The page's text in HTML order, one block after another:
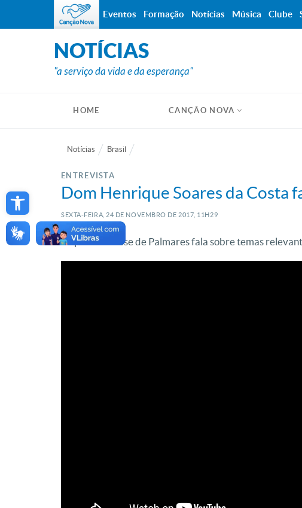
Open toolbar
NOTÍCIAS
"a serviço da vida e da esperança"
HOME CANÇÃO NOVA
Notícias Brasil
ENTREVISTA
Dom Henrique Soares da Costa
SEXTA-FEIRA, 24 DE NOVEMBRO DE 2017, 11H29
Bispo da diocese de Palmares fala sobre temas
Eventos Formação Notícias Música Clube